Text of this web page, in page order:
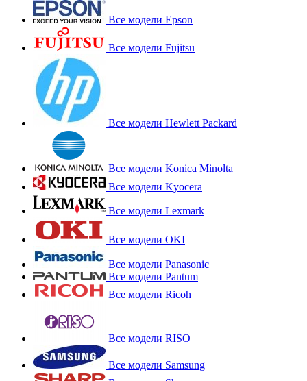
Все модели Epson
Все модели Fujitsu
Все модели Hewlett Packard
Все модели Konica Minolta
Все модели Kyocera
Все модели Lexmark
Все модели OKI
Все модели Panasonic
Все модели Pantum
Все модели Ricoh
Все модели RISO
Все модели Samsung